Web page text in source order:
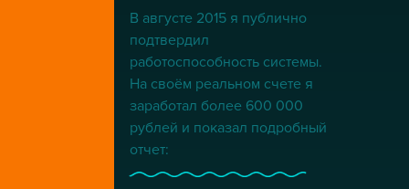
В августе 2015 я публично
подтвердил
работоспособность системы.
На своём реальном счете я
заработал более 600 000
рублей и показал подробный
отчет: